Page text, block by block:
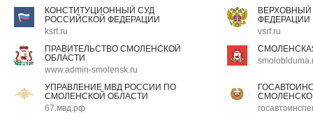
КОНСТИТУЦИОННЫЙ СУД
РОССИЙСКОЙ ФЕДЕРАЦИИ
ksrf.ru
ФЕДЕРАЦИИ
vsrf.ru
ПРАВИТЕЛЬСТВО СМОЛЕНСКОЙ
ОБЛАСТИ
www.admin-smolensk.ru
УПРАВЛЕНИЕ МВД РОССИИ ПО
СМОЛЕНСКОЙ ОБЛАСТИ
67.мвд.рф